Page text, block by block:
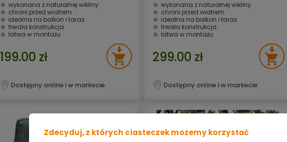
wykonana z naturalnej wikliny
chroni przed wiatrem
idealna na balkon i taras
trwała konstrukcja
łatwa w montażu
199.00 zł
Dostępny online i w markecie
wykonana z naturalnej wikliny
chroni przed wiatrem
idealna na balkon i taras
trwała konstrukcja
łatwa w montażu
299.00 zł
Dostępny online i w markecie
Zdecyduj, z których ciasteczek możemy korzystać